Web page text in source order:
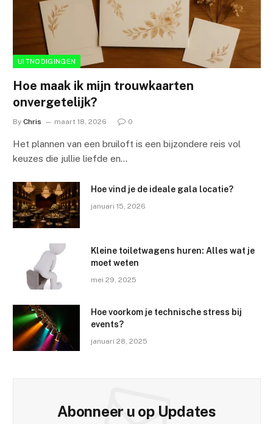
UITNODIGINGEN
Hoe maak ik mijn trouwkaarten
onvergetelijk?
By Chris maart 18, 2026 0
Het plannen van een bruiloft is een bijzondere reis vol
keuzes die jullie liefde en…
Hoe vind je de ideale gala locatie?
januari 15, 2026
Kleine toiletwagens huren: Alles wat je
moet weten
mei 29, 2025
Hoe voorkom je technische stress bij
events?
januari 28, 2025
Abonneer u op Updates